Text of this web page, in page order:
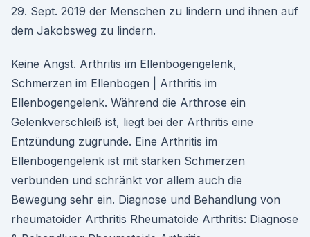
29. Sept. 2019 der Menschen zu lindern und ihnen auf
dem Jakobsweg zu lindern.
Keine Angst. Arthritis im Ellenbogengelenk,
Schmerzen im Ellenbogen | Arthritis im
Ellenbogengelenk. Während die Arthrose ein
Gelenkverschleiß ist, liegt bei der Arthritis eine
Entzündung zugrunde. Eine Arthritis im
Ellenbogengelenk ist mit starken Schmerzen
verbunden und schränkt vor allem auch die
Bewegung sehr ein. Diagnose und Behandlung von
rheumatoider Arthritis Rheumatoide Arthritis: Diagnose